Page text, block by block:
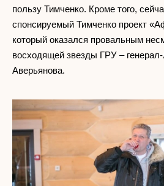
пользу Тимченко. Кроме того,
спонсируемый Тимченко проект
который оказался провальным
восходящей звезды ГРУ –
Аверьянова.